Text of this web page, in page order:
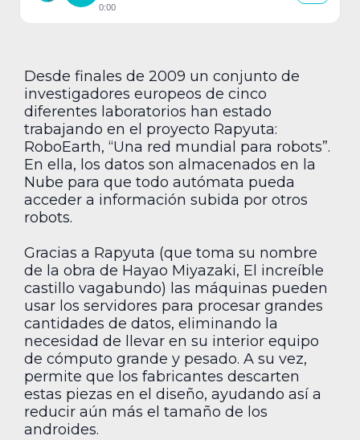
0:00
Desde finales de 2009 un conjunto de
investigadores europeos de cinco
diferentes laboratorios han estado
trabajando en el proyecto Rapyuta:
RoboEarth, “Una red mundial para robots”.
En ella, los datos son almacenados en la
Nube para que todo autómata pueda
acceder a información subida por otros
robots.
Gracias a Rapyuta (que toma su nombre
de la obra de Hayao Miyazaki, El increíble
castillo vagabundo) las máquinas pueden
usar los servidores para procesar grandes
cantidades de datos, eliminando la
necesidad de llevar en su interior equipo
de cómputo grande y pesado. A su vez,
permite que los fabricantes descarten
estas piezas en el diseño, ayudando así a
reducir aún más el tamaño de los
androides.